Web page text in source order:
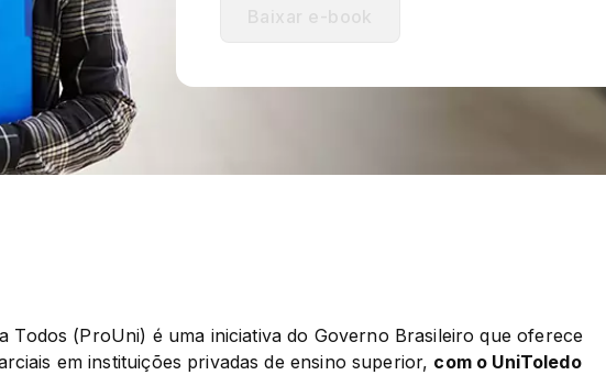
Todos (ProUni) é uma iniciativa do Governo Brasileiro que oferece
em instituições privadas de ensino superior, com o UniToledo